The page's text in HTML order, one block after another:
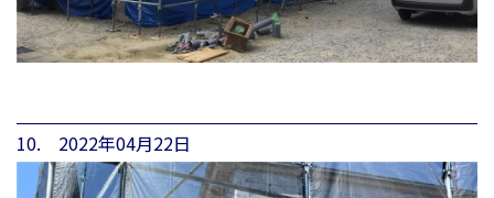
10. 2022年04月22日